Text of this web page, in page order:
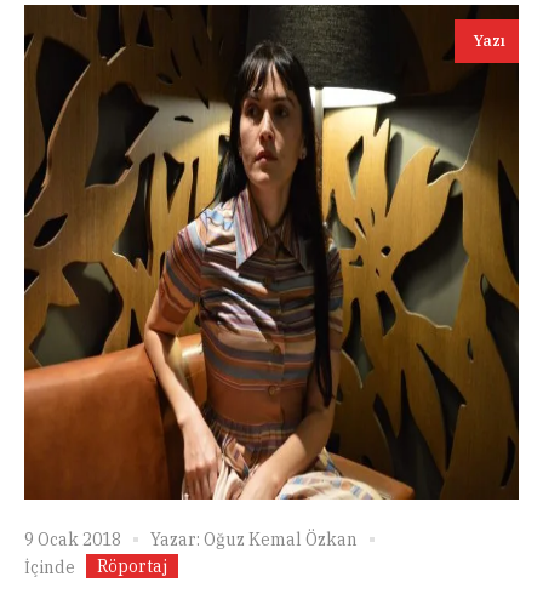
Yazı
9 Ocak 2018 Yazar: Oğuz Kemal Özkan
İçinde
Röportaj